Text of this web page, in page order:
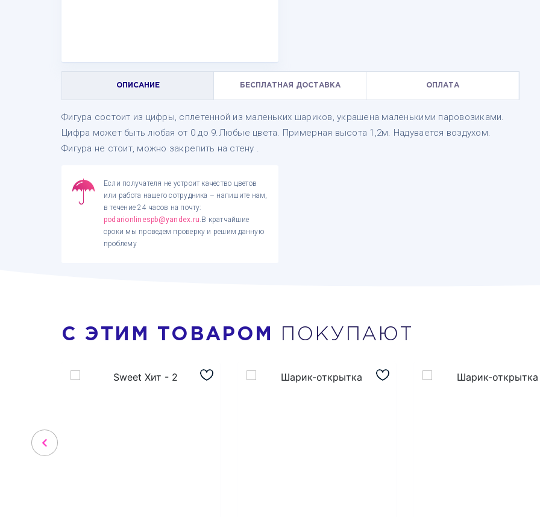
ОПИСАНИЕ БЕСПЛАТНАЯ ДОСТАВКА ОПЛАТА
Фигура состоит из цифры, сплетенной из маленьких шариков, украшена маленькими паровозиками.
Цифра может быть любая от 0 до 9.Любые цвета. Примерная высота 1,2м. Надувается воздухом.
Фигура не стоит, можно закрепить на стену .
Если получателя не устроит качество цветов
или работа нашего сотрудника – напишите нам,
в течение 24 часов на почту:
podarionlinespb@yandex.ru.В кратчайшие
сроки мы проведем проверку и решим данную
проблему
С ЭТИМ ТОВАРОМ ПОКУПАЮТ